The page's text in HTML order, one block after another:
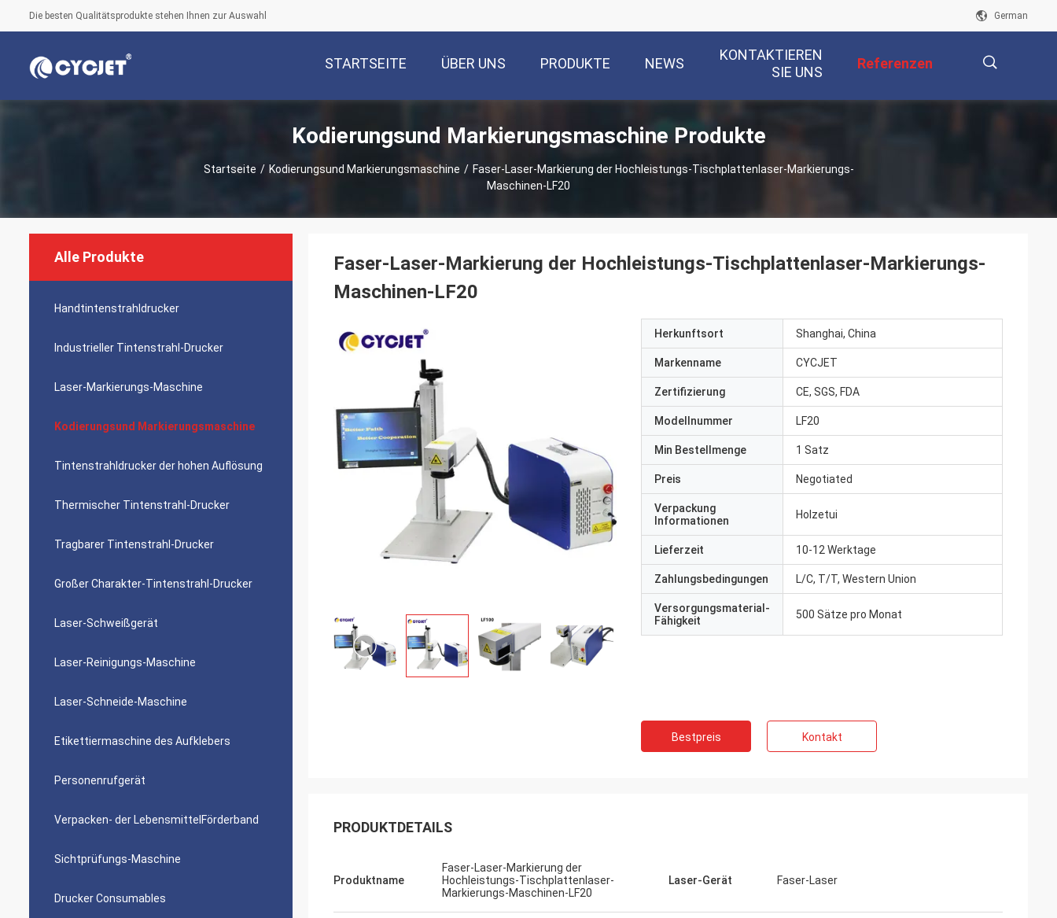
Die besten Qualitätsprodukte stehen Ihnen zur Auswahl German
STARTSEITE ÜBER UNS PRODUKTE NEWS
KONTAKTIEREN
SIE UNS
Referenzen
Kodierungsund Markierungsmaschine Produkte
Startseite / Kodierungsund Markierungsmaschine / Faser-Laser-Markierung der Hochleistungs-Tischplattenlaser-Markierungs-
Maschinen-LF20
Alle Produkte
Handtintenstrahldrucker
Industrieller Tintenstrahl-Drucker
Laser-Markierungs-Maschine
Kodierungsund Markierungsmaschine
Tintenstrahldrucker der hohen Auflösung
Thermischer Tintenstrahl-Drucker
Tragbarer Tintenstrahl-Drucker
Großer Charakter-Tintenstrahl-Drucker
Laser-Schweißgerät
Laser-Reinigungs-Maschine
Laser-Schneide-Maschine
Etikettiermaschine des Aufklebers
Personenrufgerät
Verpacken- der LebensmittelFörderband
Sichtprüfungs-Maschine
Drucker Consumables
Faser-Laser-Markierung der Hochleistungs-Tischplattenlaser-Markierungs-
Maschinen-LF20
Herkunftsort Shanghai, China
Markenname CYCJET
Zertifizierung CE, SGS, FDA
Modellnummer LF20
Min Bestellmenge 1 Satz
Preis Negotiated
Verpackung
Informationen
Holzetui
Lieferzeit 10-12 Werktage
Zahlungsbedingungen L/C, T/T, Western Union
Versorgungsmaterial-
Fähigkeit
500 Sätze pro Monat
Bestpreis Kontakt
PRODUKTDETAILS
Produktname
Faser-Laser-Markierung der
Hochleistungs-Tischplattenlaser-
Markierungs-Maschinen-LF20
Laser-Gerät Faser-Laser